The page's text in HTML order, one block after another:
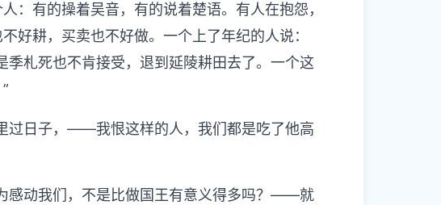
：有的操着吴音，有的说着楚语。有人在抱怨，
好耕，买卖也不好做。一个上了年纪的人说：
札死也不肯接受，退到延陵耕田去了。一个这
过日子，——我恨这样的人，我们都是吃了他高
感动我们，不是比做国王有意义得多吗？——就